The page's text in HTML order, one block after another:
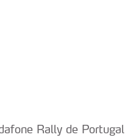
Rally de Portugal